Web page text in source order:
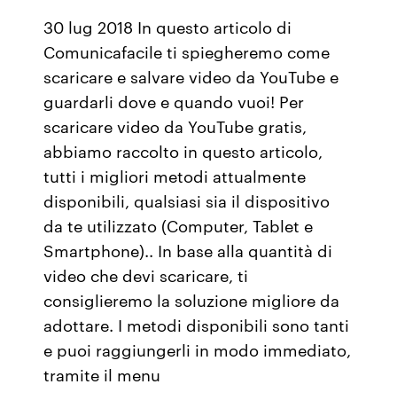
30 lug 2018 In questo articolo di
Comunicafacile ti spiegheremo come
scaricare e salvare video da YouTube e
guardarli dove e quando vuoi! Per
scaricare video da YouTube gratis,
abbiamo raccolto in questo articolo,
tutti i migliori metodi attualmente
disponibili, qualsiasi sia il dispositivo
da te utilizzato (Computer, Tablet e
Smartphone).. In base alla quantità di
video che devi scaricare, ti
consiglieremo la soluzione migliore da
adottare. I metodi disponibili sono tanti
e puoi raggiungerli in modo immediato,
tramite il menu